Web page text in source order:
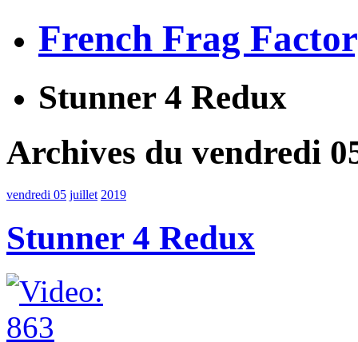
French Frag
Stunner 4 Redux
Archives du vendredi
vendredi 05 juillet 2019
Stunner 4 Redux